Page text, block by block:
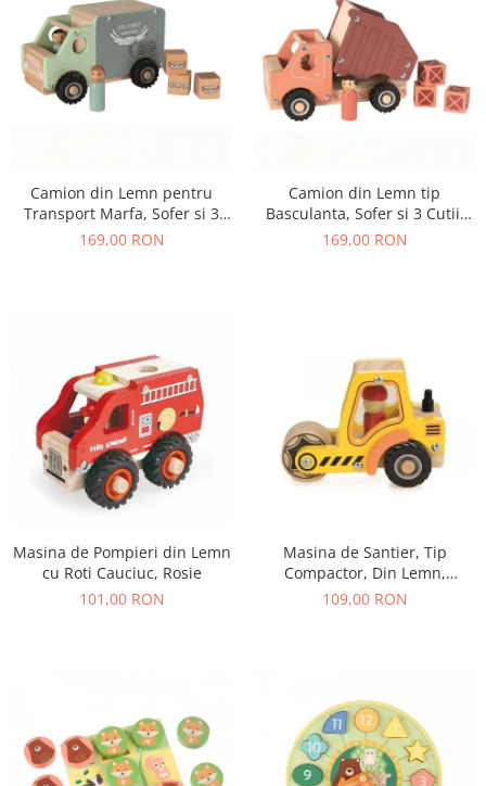
Camion din Lemn pentru
Transport Marfa, Sofer si 3
Colete, 18+ Luni
169,00 RON
Camion din Lemn tip
Basculanta, Sofer si 3 Cutii,
18+ Luni
169,00 RON
Masina de Pompieri din Lemn
cu Roti Cauciuc, Rosie
101,00 RON
Masina de Santier, Tip
Compactor, Din Lemn,
Galbena
109,00 RON